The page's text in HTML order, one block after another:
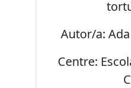
Autor/a:
Centre: